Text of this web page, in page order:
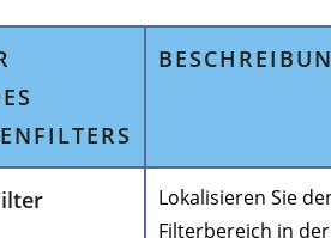
Lokalisieren Sie
Filterbereich in der